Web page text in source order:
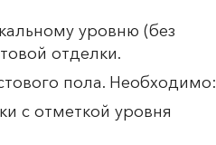
уровню (без
отделки.
пола. Необходимо:
с отметкой уровня